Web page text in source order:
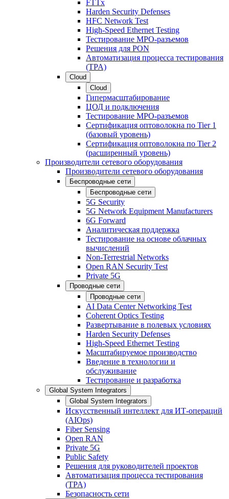
FTTx
Harden Security Defenses
HFC Network Test
High-Speed Ethernet Testing
Тестирование МРО-разъемов
Решения для PON
Автоматизация процесса тестирования
(TPA)
Cloud
Cloud
Гипермасштабирование
ЦОД и подключения
Тестирование МРО-разъемов
Сертификация оптоволокна по Tier 1
(базовый уровень)
Сертификация оптоволокна по Tier 2
(расширенный уровень)
Производители сетевого оборудования
Производители сетевого оборудования
Беспроводные сети
Беспроводные сети
5G Security
5G Network Equipment Manufacturers
6G Forward
Аналитическая поддержка
Тестирование на основе облачных
вычислений
Non-Terrestrial Networks
Open RAN Security Test
Private 5G
Проводные сети
Проводные сети
AI Data Center Networking Test
Coherent Optics Testing
Развертывание в полевых условиях
Harden Security Defenses
High-Speed Ethernet Testing
Масштабируемое производство
Введение в технологии и
обслуживание
Тестирование и разработка
Global System Integrators
Global System Integrators
Искусственный интеллект для ИТ-операций
(AIOps)
Fiber Sensing
Open RAN
Private 5G
Public Safety
Решения для руководителей проектов
Автоматизация процесса тестирования
(TPA)
Безопасность сети